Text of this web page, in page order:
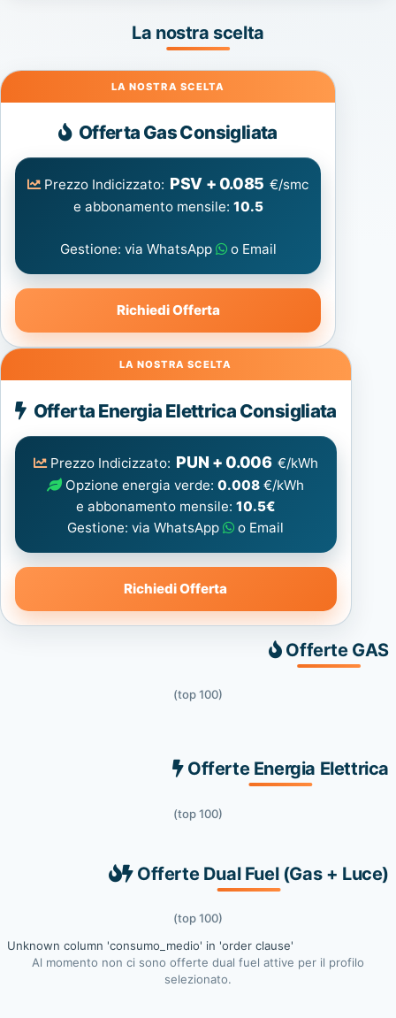
La nostra scelta
Gas
Offerta Gas Consigliata
Prezzo Indicizzato: PSV + 0.085 €/smc
e abbonamento mensile: 10.5
Gestione: via WhatsApp o Email
Richiedi Offerta
Energia
Elettrica
consigliata
Offerta Energia Elettrica Consigliata
Prezzo Indicizzato: PUN + 0.006 €/kWh
Opzione energia verde:0.008 €/kWh
e abbonamento mensile: 10.5€
Gestione: via WhatsApp
o Email
Richiedi Offerta
Offerte GAS
(top 100)
Offerte Energia Elettrica
(top 100)
Offerte Dual Fuel (Gas + Luce)
(top 100)
Unknown column 'consumo_medio' in 'order clause'
Al momento non ci sono offerte dual fuel attive per il profilo
selezionato.